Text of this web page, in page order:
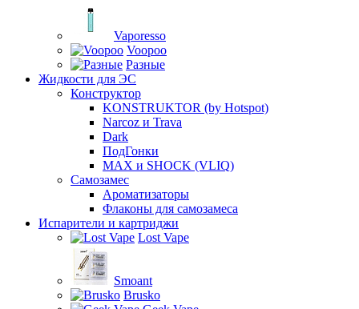
Vaporesso
Voopoo
Разные
Жидкости для ЭС
Конструктор
KONSTRUKTOR (by Hotspot)
Narcoz и Trava
Dark
ПодГонки
MAX и SHOCK (VLIQ)
Самозамес
Ароматизаторы
Флаконы для самозамеса
Испарители и картриджи
Lost Vape
Smoant
Brusko